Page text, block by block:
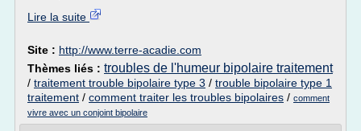
Lire la suite
Site : http://www.terre-acadie.com
Thèmes liés : troubles de l'humeur bipolaire traitement
/ traitement trouble bipolaire type 3 / trouble bipolaire type 1
traitement / comment traiter les troubles bipolaires / comment
vivre avec un conjoint bipolaire